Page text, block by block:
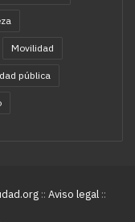
Movilidad
pública
:: Aviso legal ::